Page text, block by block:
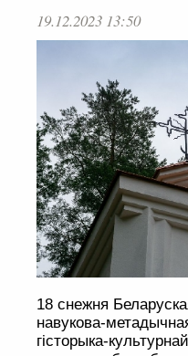
19.12.2023 13:50
18 снежня
навукова-
гісторыка-